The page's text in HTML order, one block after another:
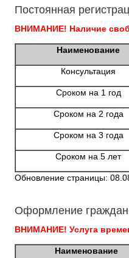
Постоянная
ВНИМАНИЕ! Наличие
Наименование
Консультация
Сроком на 1 год
Сроком на 2 года
Сроком на 3 года
Сроком на 5 лет
Обновление страницы:
Оформление
ВНИМАНИЕ! Услуга
Наименование